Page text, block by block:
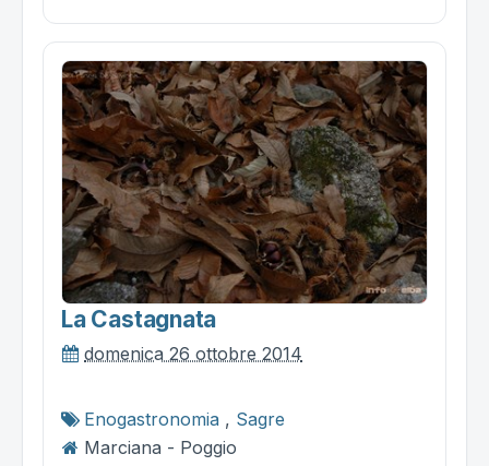
La Castagnata
domenica 26 ottobre 2014
Enogastronomia , Sagre
Marciana - Poggio